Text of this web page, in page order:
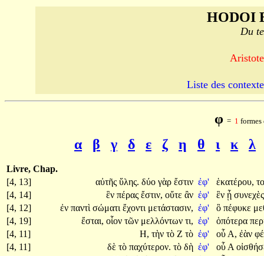
HODOI
Du
Liste des
φ = 1
α β γ δ ε ζ η θ ι κ λ
Livre, Chap.
[4, 13]
αὐτῆς ὕλης. δύο γὰρ ἔστιν ἐφ' ἑκατέρου,
[4, 14]
ἓν πέρας ἔστιν, οὔτε ἂν ἐφ' ἓν ᾖ
[4, 12]
ἐν παντὶ σώματι ἔχοντι μετάστασιν, ἐφ' ὃ πέφυκε
[4, 19]
ἔσται, οἷον τῶν μελλόντων τι, ἐφ' ὁπότερα
[4, 11]
Η, τὴν τὸ Ζ τὸ ἐφ' οὗ Α, ἐὰν
[4, 11]
δὲ τὸ παχύτερον. τὸ δὴ ἐφ' οὗ Α